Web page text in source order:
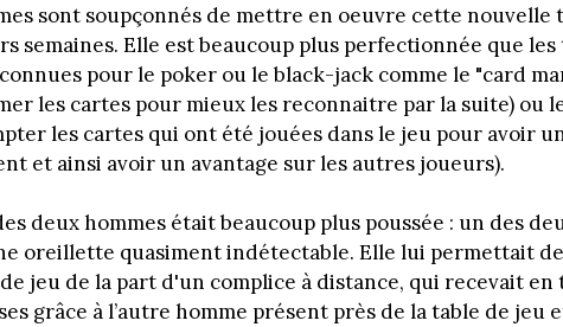
sont soupçonnés de mettre en oeuvre cette nouvelle
semaines. Elle est beaucoup plus perfectionnée que
pour le poker ou le black-jack comme le "card
les cartes pour mieux les reconnaitre par la suite) ou
les cartes qui ont été jouées dans le jeu pour avoir
et ainsi avoir un avantage sur les autres joueurs).
deux hommes était beaucoup plus poussée : un des
oreillette quasiment indétectable. Elle lui permettait
jeu de la part d'un complice à distance, qui recevait en
grâce à l’autre homme présent près de la table de jeu